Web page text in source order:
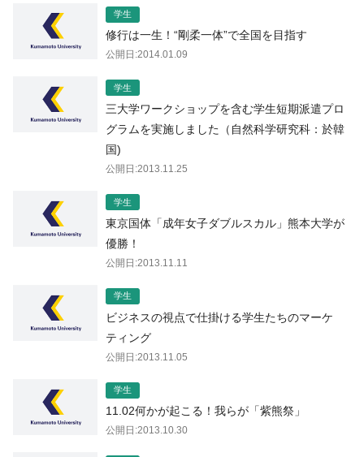
学生
修行は一生！“剛柔一体”で全国を目指す
公開日:2014.01.09
学生
三大学ワークショップを含む学生短期派遣プロ
グラムを実施しました（自然科学研究科：於韓
国)
公開日:2013.11.25
学生
東京国体「成年女子ダブルスカル」熊本大学が
優勝！
公開日:2013.11.11
学生
ビジネスの視点で仕掛ける学生たちのマーケ
ティング
公開日:2013.11.05
学生
11.02何かが起こる！我らが「紫熊祭」
公開日:2013.10.30